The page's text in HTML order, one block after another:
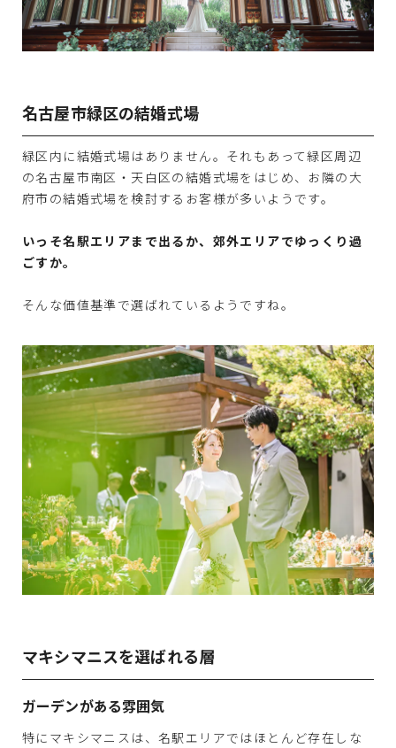
名古屋市緑区の結婚式場
緑区内に結婚式場はありません。それもあって緑区周辺
の名古屋市南区・天白区の結婚式場をはじめ、お隣の大
府市の結婚式場を検討するお客様が多いようです。
いっそ名駅エリアまで出るか、郊外エリアでゆっくり過
ごすか。
そんな価値基準で選ばれているようですね。
マキシマニスを選ばれる層
ガーデンがある雰囲気
特にマキシマニスは、名駅エリアではほとんど存在しな